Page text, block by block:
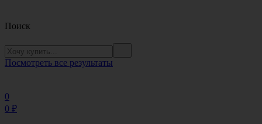
Поиск
Посмотреть все результаты
0
0 ₽